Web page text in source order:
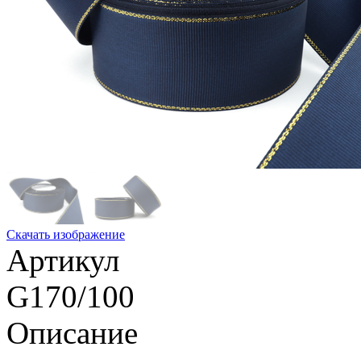
Скачать изображение
Артикул
G170/100
Описание